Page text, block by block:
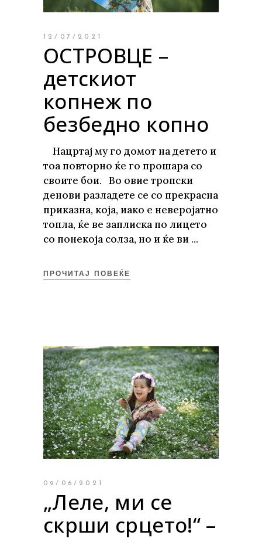
12/07/2021
ОСТРОВЦЕ –
детскиот
копнеж по
безбедно копно
Нацртај му го домот на детето и
тоа повторно ќе го прошара со
своите бои. Во овие тропски
денови разладете се со прекрасна
приказна, која, иако е неверојатно
топла, ќе ве заплиска по лицето
со понекоја солза, но и ќе ви
ПРОЧИТАЈ ПОВЕЌЕ
09/06/2021
„Леле, ми се
скрши срцето!“ –